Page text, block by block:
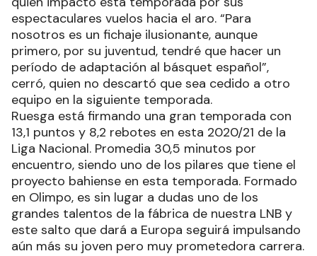
espectaculares vuelos hacia el aro. “Para
nosotros es un fichaje ilusionante, aunque
primero, por su juventud, tendré que hacer un
período de adaptación al básquet español”,
cerró, quien no descartó que sea cedido a otro
equipo en la siguiente temporada.
Ruesga está firmando una gran temporada con
13,1 puntos y 8,2 rebotes en esta 2020/21 de la
Liga Nacional. Promedia 30,5 minutos por
encuentro, siendo uno de los pilares que tiene el
proyecto bahiense en esta temporada. Formado
en Olimpo, es sin lugar a dudas uno de los
grandes talentos de la fábrica de nuestra LNB y
este salto que dará a Europa seguirá impulsando
aún más su joven pero muy prometedora carrera.